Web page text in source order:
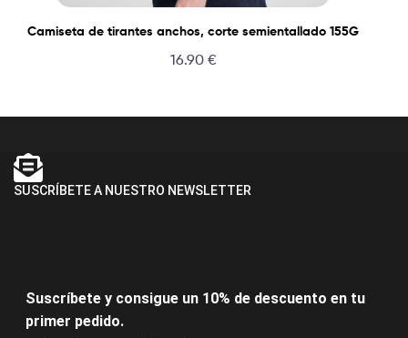
Camiseta de tirantes anchos, corte semientallado 155G
16.90 €
SUSCRÍBETE A NUESTRO NEWSLETTER
Suscríbete y consigue un 10% de descuento en tu
primer pedido.